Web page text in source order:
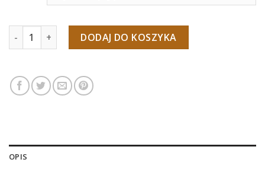
ilość Fuerteventura, El Cotillo - plakat podróże
DODAJ DO KOSZYKA
OPIS